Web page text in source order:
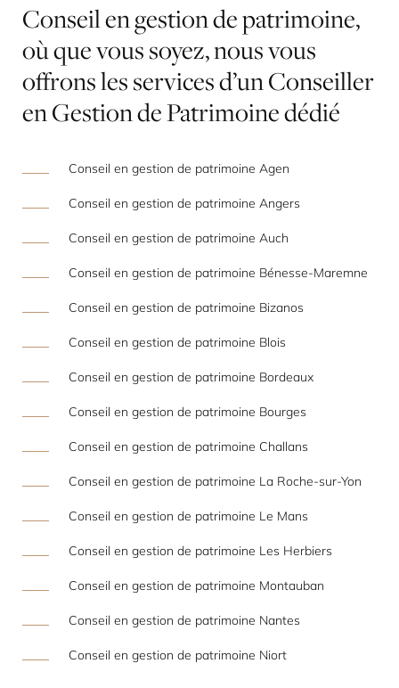
Conseilengestiondepatrimoine,
oùquevoussoyez,nousvous
offronslesservicesd’unConseiller
enGestiondePatrimoinedédié
Conseil en gestion de patrimoine Agen
Conseil en gestion de patrimoine Angers
Conseil en gestion de patrimoine Auch
Conseil en gestion de patrimoine Bénesse-Maremne
Conseil en gestion de patrimoine Bizanos
Conseil en gestion de patrimoine Blois
Conseil en gestion de patrimoine Bordeaux
Conseil en gestion de patrimoine Bourges
Conseil en gestion de patrimoine Challans
Conseil en gestion de patrimoine La Roche-sur-Yon
Conseil en gestion de patrimoine Le Mans
Conseil en gestion de patrimoine Les Herbiers
Conseil en gestion de patrimoine Montauban
Conseil en gestion de patrimoine Nantes
Conseil en gestion de patrimoine Niort